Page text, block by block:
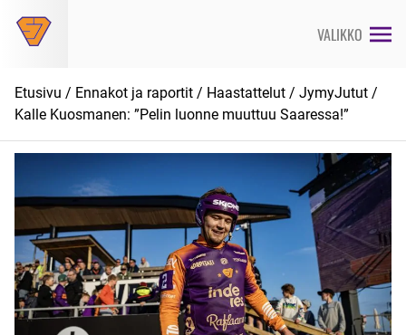
suoraan
VALIKKO
Etusivu / Ennakot ja raportit / Haastattelut / JymyJutut /
Kalle Kuosmanen: ”Pelin luonne muuttuu Saaressa!”